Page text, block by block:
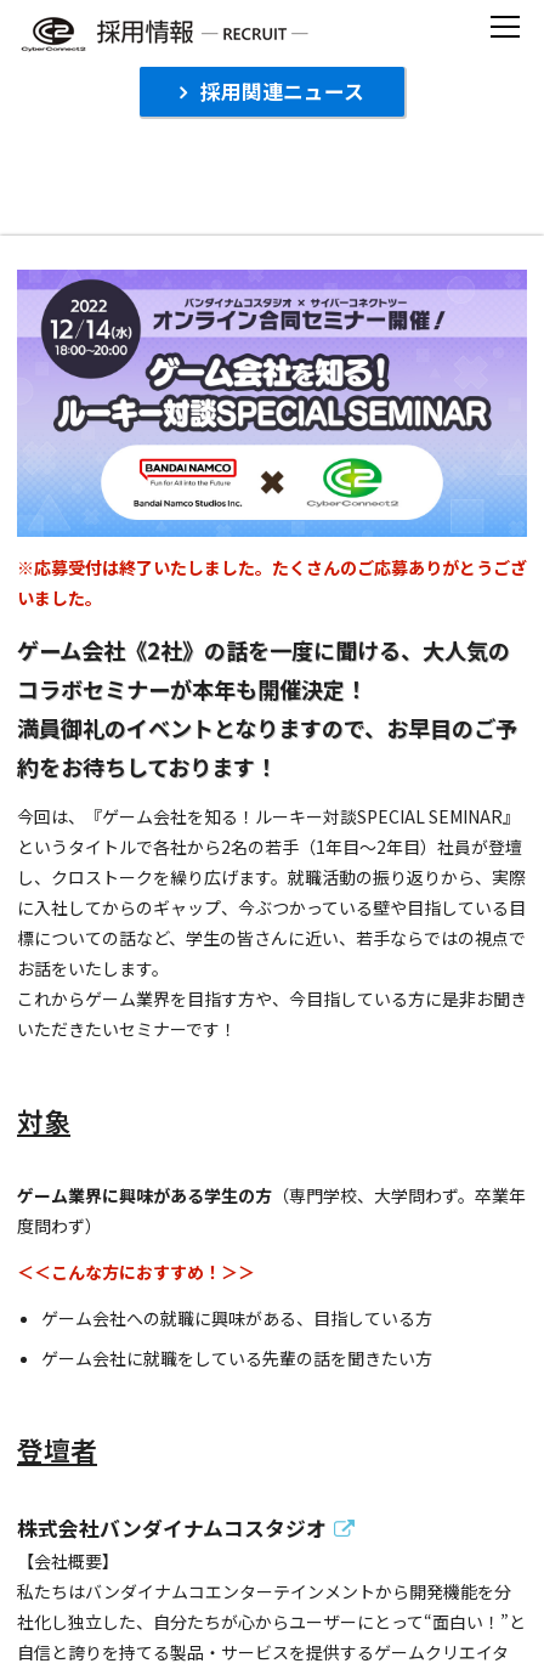
採用関連ニュース
※応募受付は終了いたしました。たくさんのご応募ありがとうござ
いました。
ゲーム会社《2社》の話を一度に聞ける、大人気の
コラボセミナーが本年も開催決定！
満員御礼のイベントとなりますので、お早目のご予
約をお待ちしております！
今回は、『ゲーム会社を知る！ルーキー対談SPECIAL SEMINAR』
というタイトルで各社から2名の若手（1年目～2年目）社員が登壇
し、クロストークを繰り広げます。就職活動の振り返りから、実際
に入社してからのギャップ、今ぶつかっている壁や目指している目
標についての話など、学生の皆さんに近い、若手ならではの視点で
お話をいたします。
これからゲーム業界を目指す方や、今目指している方に是非お聞き
いただきたいセミナーです！
対象
ゲーム業界に興味がある学生の方 （専門学校、大学問わず。卒業年
度問わず）
＜＜こんな方におすすめ！＞＞
ゲーム会社への就職に興味がある、目指している方
ゲーム会社に就職をしている先輩の話を聞きたい方
登壇者
株式会社バンダイナムコスタジオ
【会社概要】
私たちはバンダイナムコエンターテインメントから開発機能を分
社化し独立した、自分たちが心からユーザーにとって“面白い！”と
自信と誇りを持てる製品・サービスを提供するゲームクリエイタ